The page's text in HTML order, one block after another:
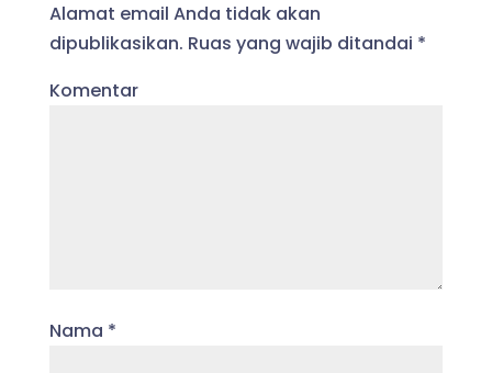
Alamat email Anda tidak akan
dipublikasikan. Ruas yang wajib ditandai *
Komentar
Nama *